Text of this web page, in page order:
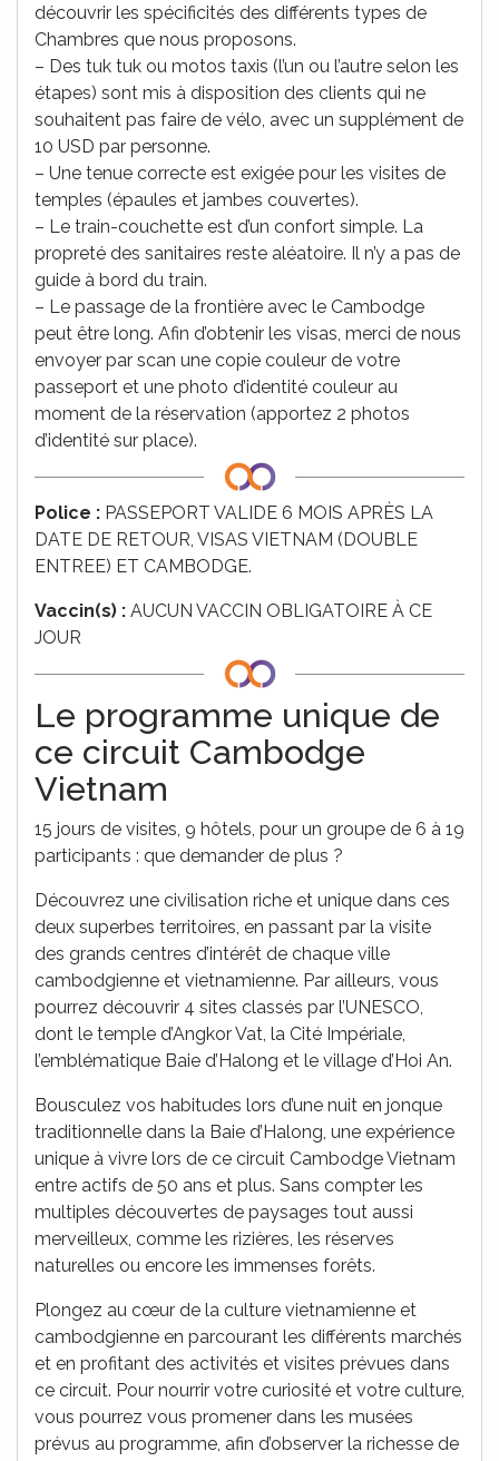
découvrir les spécificités des différents types de
Chambres que nous proposons.
– Des tuk tuk ou motos taxis (l’un ou l’autre selon les
étapes) sont mis à disposition des clients qui ne
souhaitent pas faire de vélo, avec un supplément de
10 USD par personne.
– Une tenue correcte est exigée pour les visites de
temples (épaules et jambes couvertes).
– Le train-couchette est d’un confort simple. La
propreté des sanitaires reste aléatoire. Il n’y a pas de
guide à bord du train.
– Le passage de la frontière avec le Cambodge
peut être long. Afin d’obtenir les visas, merci de nous
envoyer par scan une copie couleur de votre
passeport et une photo d’identité couleur au
moment de la réservation (apportez 2 photos
d’identité sur place).
Police : PASSEPORT VALIDE 6 MOIS APRÈS LA
DATE DE RETOUR, VISAS VIETNAM (DOUBLE
ENTREE) ET CAMBODGE.
Vaccin(s) : AUCUN VACCIN OBLIGATOIRE À CE
JOUR
Le programme unique de
ce circuit Cambodge
Vietnam
15 jours de visites, 9 hôtels, pour un groupe de 6 à 19
participants : que demander de plus ?
Découvrez une civilisation riche et unique dans ces
deux superbes territoires, en passant par la visite
des grands centres d’intérêt de chaque ville
cambodgienne et vietnamienne. Par ailleurs, vous
pourrez découvrir 4 sites classés par l’UNESCO,
dont le temple d’Angkor Vat, la Cité Impériale,
l’emblématique Baie d’Halong et le village d’Hoi An.
Bousculez vos habitudes lors d’une nuit en jonque
traditionnelle dans la Baie d’Halong, une expérience
unique à vivre lors de ce circuit Cambodge Vietnam
entre actifs de 50 ans et plus. Sans compter les
multiples découvertes de paysages tout aussi
merveilleux, comme les rizières, les réserves
naturelles ou encore les immenses forêts.
Plongez au cœur de la culture vietnamienne et
cambodgienne en parcourant les différents marchés
et en profitant des activités et visites prévues dans
ce circuit. Pour nourrir votre curiosité et votre culture,
vous pourrez vous promener dans les musées
prévus au programme, afin d’observer la richesse de